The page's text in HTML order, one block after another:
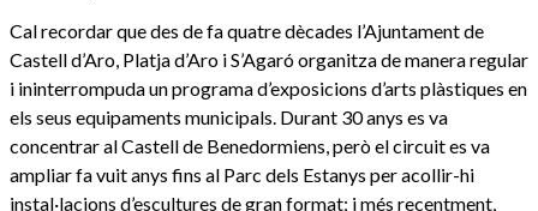
Cal recordar que des de fa quatre dècades l’Ajuntament de
Castell d’Aro, Platja d’Aro i S’Agaró organitza de manera regular
i ininterrompuda un programa d’exposicions d’arts plàstiques en
els seus equipaments municipals. Durant 30 anys es va
concentrar al Castell de Benedormiens, però el circuit es va
ampliar fa vuit anys fins al Parc dels Estanys per acollir-hi
instal·lacions d’escultures de gran format; i més recentment,